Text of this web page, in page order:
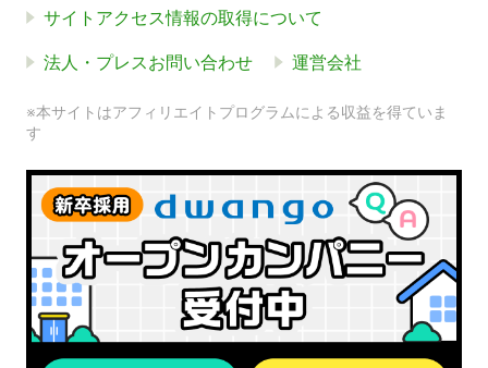
サイトアクセス情報の取得について
法人・プレスお問い合わせ 運営会社
※本サイトはアフィリエイトプログラムによる収益を得ていま
す